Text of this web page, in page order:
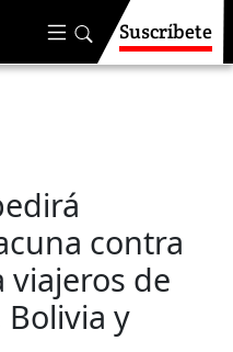
Suscríbete
contra
de
y